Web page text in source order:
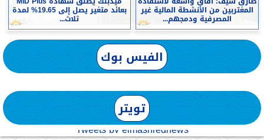
المغتربين من الأنشطة المالية غير
المصرفية ودمجهم...
بعائد متغير يصل إلى 19.65% لمدة
ثلاث...
الفيس بوك
تويتر
Tweets by elmashreqnews